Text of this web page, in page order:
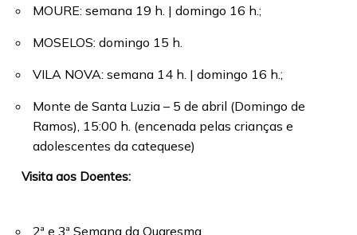
MOURE: semana 19 h. | domingo 16 h.;
MOSELOS: domingo 15 h.
VILA NOVA: semana 14 h. | domingo 16 h.;
Monte de Santa Luzia – 5 de abril (Domingo de
Ramos), 15:00 h. (encenada pelas crianças e
adolescentes da catequese)
Visita aos Doentes:
2ª e 3ª Semana da Quaresma